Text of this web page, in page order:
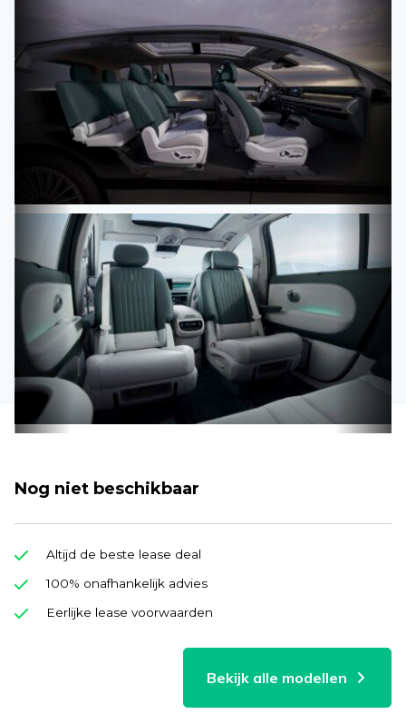
Nog niet beschikbaar
Bekijk alle modellen
Altijd de beste lease deal
100% onafhankelijk advies
Eerlijke lease voorwaarden